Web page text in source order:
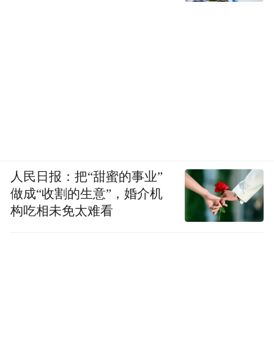
人民日报：把“甜蜜的事业”
做成“收割的生意”，婚介机
构吃相未免太难看